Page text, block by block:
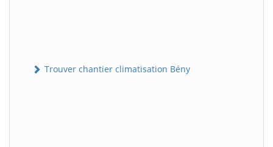
Trouver chantier climatisation Bény